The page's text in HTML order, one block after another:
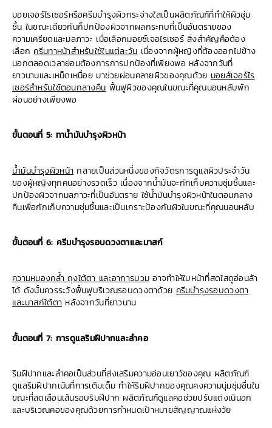
มอยเจอร์ไรเซอร์หรือครีมบำรุงผิวกระจ่างใสเป็นผลิตภัณฑ์ที่ทำให้ผิวชุ่ม
ชื้น ในขณะเดียวกันก็ปกป้องผิวจากผลกระทบที่เป็นอันตรายของ
ความเครียดและมลภาวะ เมื่อเลือกมอยซ์เจอไรเซอร์ สิ่งสำคัญคือต้อง
เลือก ครีมทาหน้าสำหรับใช้ในแต่ละวัน เนื่องจากผู้หญิงที่ต้องออกไปข้าง
นอกตลอดเวลาย่อมต้องการการปกป้องที่เพียงพอ หลังจากวันที่
ยาวนานและเหน็ดเหนื่อย มาช่วยผ่อนคลายผิวของคุณด้วย มอยส์เจอร์ไร
เซอร์สำหรับใช้ตอนกลางคืน ฟื้นฟูผิวของคุณในขณะที่คุณนอนหลับพัก
ผ่อนอย่างเพียงพอ
ขั้นตอนที่ 5: ทาน้ำมันบำรุงผิวหน้า
น้ำมันบำรุงผิวหน้า กลายเป็นส่วนหนึ่งของกิจวัตรการดูแลผิวประจำวัน
ของผู้หญิงทุกคนอย่างรวดเร็ว เนื่องจากน้ำมันจะกักเก็บความชุ่มชื้นและ
ปกป้องผิวจากมลภาวะที่เป็นอันตราย ใช้น้ำมันบำรุงผิวหน้าในตอนกลาง
คืนเพื่อกักเก็บความชุ่มชื้นและเป็นเกราะป้องกันผิวในขณะที่คุณนอนหลับ
ขั้นตอนที่ 6: ครีมบำรุงรอบดวงตาและมาสก์
ความหมองคล้ำ ถุงใต้ตา และอาการบวม อาจทำให้ใบหน้าที่สดใสดูอ่อนล้า
ได้ ดังนั้นควรระวังฟื้นฟูบริเวณรอบดวงตาด้วย ครีมบำรุงรอบดวงตา
และมาสก์ใต้ตา หลังจากวันที่ยาวนาน
ขั้นตอนที่ 7: การดูแลริมฝีปากและลำคอ
ริมฝีปากและลำคอเป็นส่วนที่ส่งเสริมความอ่อนเยาว์ของคุณ ผลิตภัณฑ์
ดูแลริมฝีปากเน้นที่การเติมเต็ม ทำให้ริมฝีปากของคุณคงความนุ่มชุ่มชื่นใน
ขณะที่ลดเลือนเส้นรอบริมฝีปาก ผลิตภัณฑ์ดูแลคอช่วยปรับแต่งเนินอก
และบริเวณคอของคุณด้วยการกำหนดเป้าหมายสัญญาณแห่งวัย